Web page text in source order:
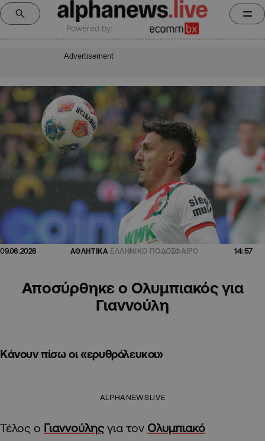
Powered by:
Advertisement
09.06.2026 ΑΘΛΗΤΙΚΑ ΕΛΛΗΝΙΚΟ ΠΟΔΟΣΦΑΙΡΟ 14:57
Αποσύρθηκε ο Ολυμπιακός για
Γιαννούλη
Κάνουν πίσω οι «ερυθρόλευκοι»
ALPHANEWSLIVE
Τέλος ο Γιαννούλης για τον Ολυμπιακό